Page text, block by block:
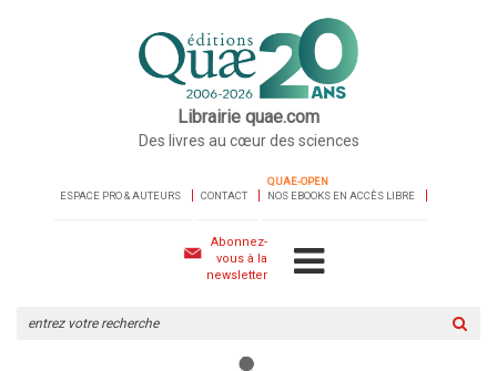
Librairie quae.com
Des livres au cœur des sciences
ESPACE PRO & AUTEURS CONTACT
QUAE-OPEN
NOS EBOOKS EN ACCÈS LIBRE
Abonnez-
vous à la
newsletter
le